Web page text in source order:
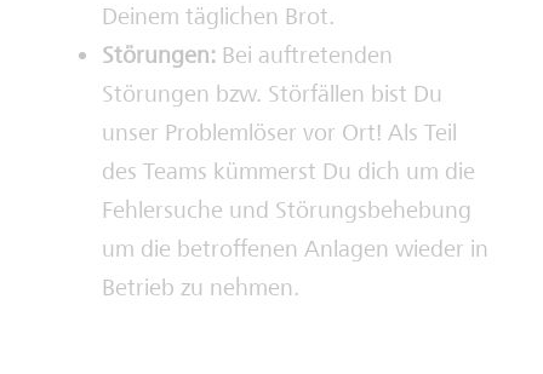
Deinem täglichen Brot.
Störungen: Bei auftretenden
Störungen bzw. Störfällen bist Du
unser Problemlöser vor Ort! Als Teil
des Teams kümmerst Du dich um die
Fehlersuche und Störungsbehebung
um die betroffenen Anlagen wieder in
Betrieb zu nehmen.